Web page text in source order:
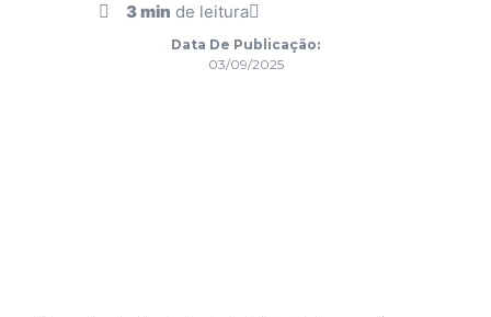
3 min de leitura
Data De Publicação:
03/09/2025